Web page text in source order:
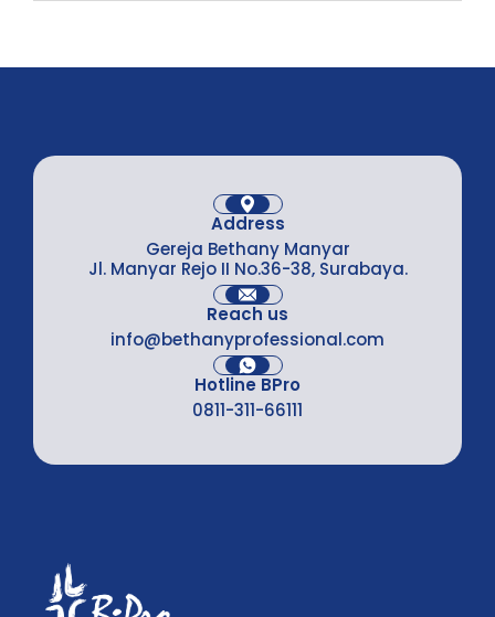
Address
Gereja Bethany Manyar
Jl. Manyar Rejo II No.36-38, Surabaya.
Reach us
info@bethanyprofessional.com
Hotline BPro
0811-311-66111